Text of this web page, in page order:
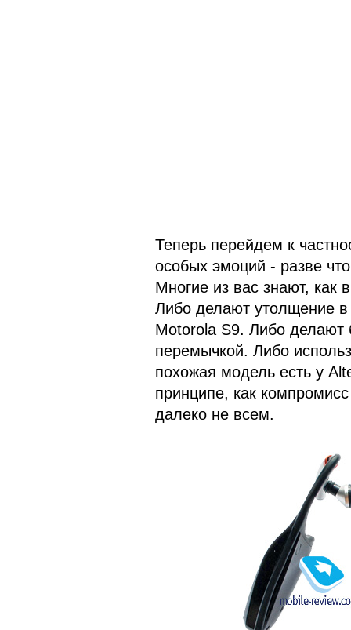
Теперь перейдем к
особых эмоций - разве
Многие из вас знают, как
Либо делают утолщение в
Motorola S9. Либо
перемычкой. Либо
похожая модель есть у
принципе, как
далеко не всем.